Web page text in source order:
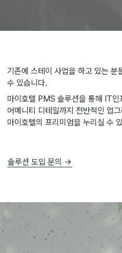
기존에 스테이 사업을 하고 있는 분
수 있습니다.
마이호텔 PMS 솔루션을 통해 IT인
어메니티 디테일까지 전반적인 업
마이호텔의 프리미엄을 누리실 수
솔루션 도입 문의 →